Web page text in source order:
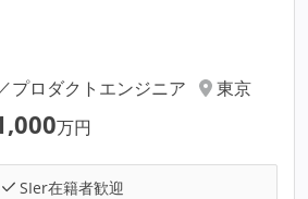
プロダクトエンジニア
東京
万円
SIer在籍者歓迎